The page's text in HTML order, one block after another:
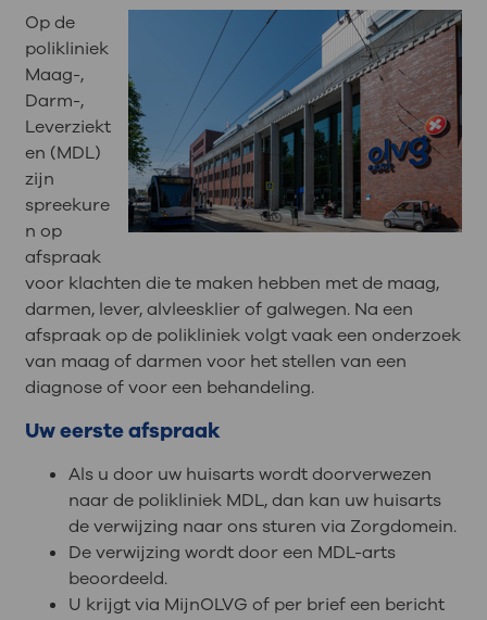
Op de
polikliniek
Maag-,
Darm-,
Leverziekt
en (MDL)
zijn
spreekure
n op
afspraak
voor klachten die te maken hebben met de maag,
darmen, lever, alvleesklier of galwegen. Na een
afspraak op de polikliniek volgt vaak een onderzoek
van maag of darmen voor het stellen van een
diagnose of voor een behandeling.
Uw eerste afspraak
Als u door uw huisarts wordt doorverwezen
naar de polikliniek MDL, dan kan uw huisarts
de verwijzing naar ons sturen via Zorgdomein.
De verwijzing wordt door een MDL-arts
beoordeeld.
U krijgt via MijnOLVG of per brief een bericht